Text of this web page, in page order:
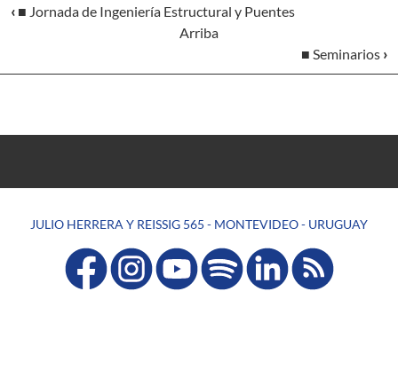
‹ ■ Jornada de Ingeniería Estructural y Puentes
Arriba
■ Seminarios ›
JULIO HERRERA Y REISSIG 565 - MONTEVIDEO - URUGUAY